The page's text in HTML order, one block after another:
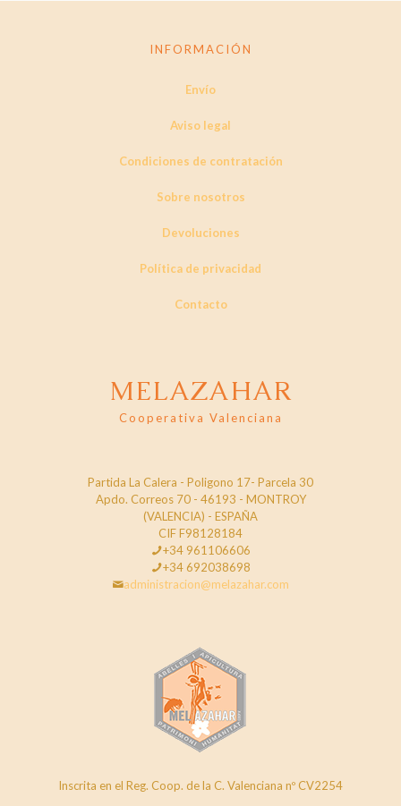
INFORMACIÓN
Envío
Aviso legal
Condiciones de contratación
Sobre nosotros
Devoluciones
Política de privacidad
Contacto
MELAZAHAR
Cooperativa Valenciana
Partida La Calera - Poligono 17- Parcela 30
Apdo. Correos 70 - 46193 - MONTROY
(VALENCIA) - ESPAÑA
CIF F98128184
+34 961106606
+34 692038698
administracion@melazahar.com
Inscrita en el Reg. Coop. de la C. Valenciana nº CV2254